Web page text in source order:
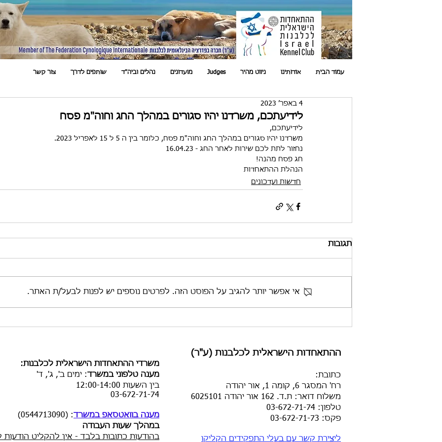
עמוד הבית אודותינו ניווט מהיר Judges מועדונים נהלים וביה"ד שותפים לדרך צור קשר
לידיעתכם, משרדנו יהיו סגורים במהלך החג וחוה"מ פסח
4 באפר׳ 2023
לידיעתכם,
משרדנו יהיו סגורים במהלך החג וחוה"מ פסח, כלומר בין ה 5 ל 15 לאפריל 2023.
נחזור לתת לכם שירות לאחר החג - 16.04.23
חג פסח מהנה!
הנהלת ההתאחדות
חדשות ועדכונים
תגובות
אי אפשר יותר להגיב על הפוסט הזה. לפרטים נוספים יש לפנות לבעל/ת האתר.
​משרדי ההתאחדות הישראלית לכלבנות:
מענה טלפוני במשרד: ימים ב', ג', ד'
בין השעות 12:00-14:00
03-672-71-74
מענה בוואטסאפ במשרד: (0544713090)
במהלך שעות העבודה
בהודעות כתובות בלבד - אין להקליט הודעות
ההתאחדות הישראלית לכלבנות (ע"ר)
כתובת:
רח' המסגר 6, קומה 1, אור יהודה
משלוח דואר: ת.ד. 162 אור יהודה 6025101
טלפון: 03-672-71-74
פקס: 03-672-71-73​
ליצירת קשר עם בעלי התפקידים הקליקו